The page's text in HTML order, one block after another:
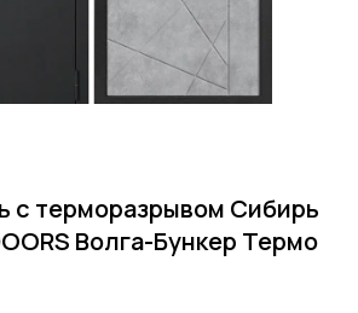
с терморазрывом Сибирь
Волга-Бункер Термо